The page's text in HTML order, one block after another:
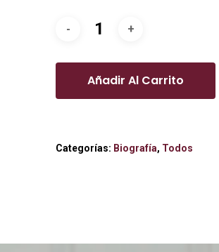
Añadir Al Carrito
Categorías: Biografía, Todos